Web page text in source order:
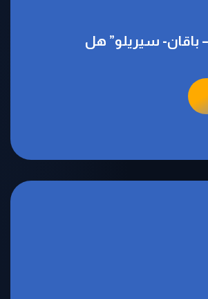
باقان- سيريلو” هل